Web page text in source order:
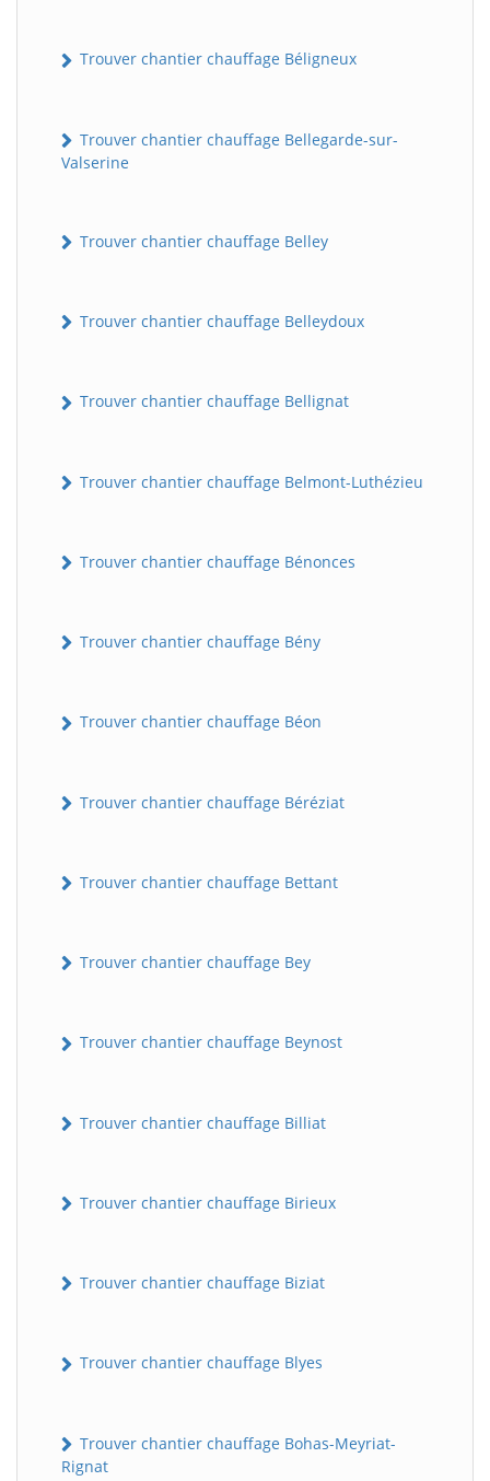
Trouver chantier chauffage Béligneux
Trouver chantier chauffage Bellegarde-sur-
Valserine
Trouver chantier chauffage Belley
Trouver chantier chauffage Belleydoux
Trouver chantier chauffage Bellignat
Trouver chantier chauffage Belmont-Luthézieu
Trouver chantier chauffage Bénonces
Trouver chantier chauffage Bény
Trouver chantier chauffage Béon
Trouver chantier chauffage Béréziat
Trouver chantier chauffage Bettant
Trouver chantier chauffage Bey
Trouver chantier chauffage Beynost
Trouver chantier chauffage Billiat
Trouver chantier chauffage Birieux
Trouver chantier chauffage Biziat
Trouver chantier chauffage Blyes
Trouver chantier chauffage Bohas-Meyriat-
Rignat